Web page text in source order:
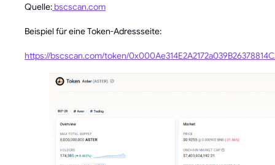
Quelle:bscscan.com
Beispiel für eine Token-Adressseite:
https://bscscan.com/token/